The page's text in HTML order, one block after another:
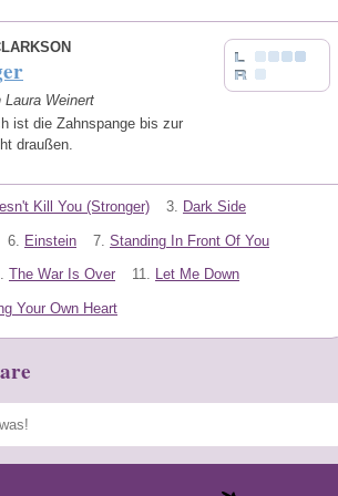
Weinert
ist die Zahnspange bis zur
draußen.
Kill You (Stronger) 3. Dark Side
6. Einstein 7. Standing In Front Of You
The War Is Over 11. Let Me Down
Your Own Heart
Speichern